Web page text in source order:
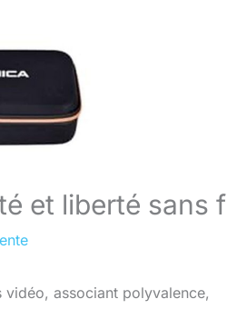
et liberté sans
vidéo, associant polyvalence,